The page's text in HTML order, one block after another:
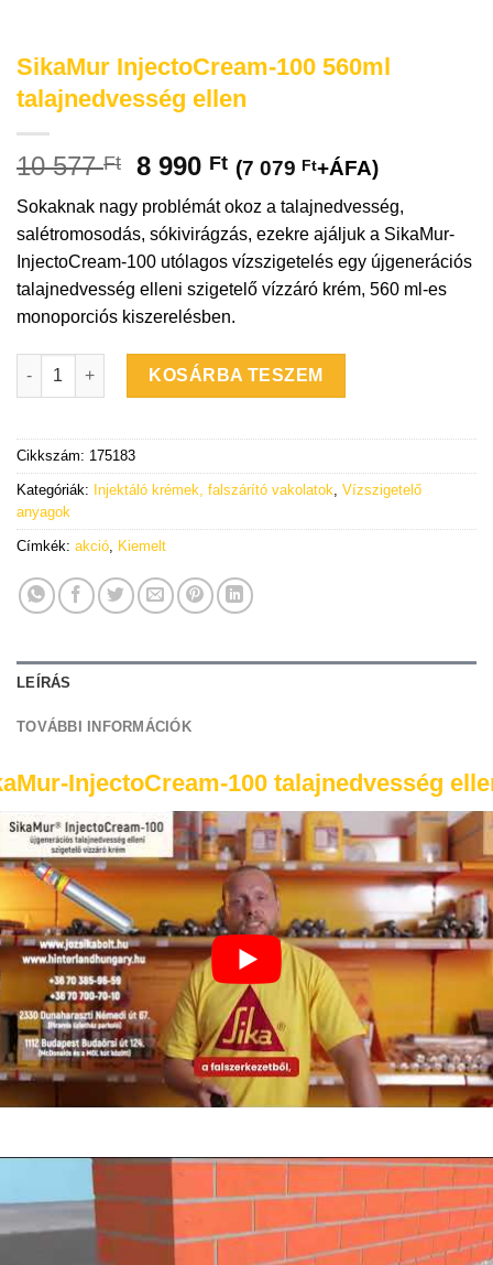
SikaMur InjectoCream-100 560ml
talajnedvesség ellen
10 577Ft
Original
price
was:
10
577 Ft.
8 990 FtCurrent
is:
8
990 Ft.
(7 079 Ft+ÁFA)
Sokaknak nagy problémát okoz a talajnedvesség,
salétromosodás, sókivirágzás, ezekre ajáljuk a SikaMur-
InjectoCream-100 utólagos vízszigetelés egy újgenerációs
talajnedvesség elleni szigetelő vízzáró krém, 560 ml-es
monoporciós kiszerelésben.
SikaMur InjectoCream-100 560ml talajnedvesség ellen
KOSÁRBA TESZEM
Cikkszám: 175183
Kategóriák: Injektáló krémek, falszárító vakolatok Vízszigetelő
anyagok
Címkék: akció Kiemelt
LEÍRÁS
TOVÁBBI INFORMÁCIÓK
InjectoCream-100 talajnedvesség